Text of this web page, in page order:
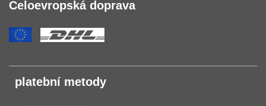
Celoevropská doprava
platební metody